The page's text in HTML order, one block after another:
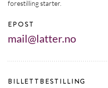
forestilling starter.
EPOST
mail@latter.no
BILLETTBESTILLING